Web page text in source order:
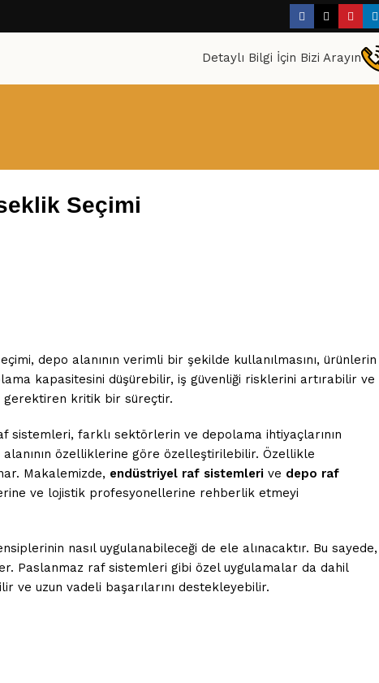
Detaylı Bilgi İçin Bizi Arayın
Seçimi
depo alanının verimli bir şekilde kullanılmasını, ürünlerin
kapasitesini düşürebilir, iş güvenliği risklerini artırabilir ve
gerektiren kritik bir süreçtir.
sistemleri, farklı sektörlerin ve depolama ihtiyaçlarının
özelliklerine göre özelleştirilebilir. Özellikle
Makalemizde, endüstriyel raf sistemleri ve depo raf
ve lojistik profesyonellerine rehberlik etmeyi
nasıl uygulanabileceği de ele alınacaktır. Bu sayede,
Paslanmaz raf sistemleri gibi özel uygulamalar da dahil
ve uzun vadeli başarılarını destekleyebilir.